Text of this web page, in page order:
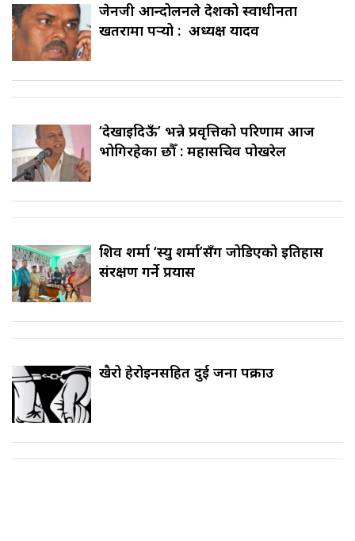
जेनजी आन्दोलनले देशको स्वाधीनता
खतरामा पर्‍यो : अध्यक्ष यादव
‘देखाइदिऊँ’ भन्ने प्रवृत्तिको परिणाम आज
भोगिरहेका छौँ : महासचिव पोखरेल
शिव शर्मा ‘स्यु शर्मा’सँग जोडिएको इतिहास
संरक्षण गर्ने प्रयास
खैरो हेरोइनसहित दुई जना पक्राउ